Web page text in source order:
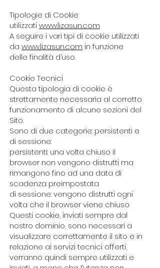
Tipologie di Cookie
utilizzati www.lizasun.com
A seguire i vari tipi di cookie utilizzati
da www.lizasun.com in funzione
delle finalità d’uso.
Cookie Tecnici
Questa tipologia di cookie è
strettamente necessaria al corretto
funzionamento di alcune sezioni del
Sito.
Sono di due categorie: persistenti e
di sessione:
persistenti: una volta chiuso il
browser non vengono distrutti ma
rimangono fino ad una data di
scadenza preimpostata
di sessione: vengono distrutti ogni
volta che il browser viene chiuso
Questi cookie, inviati sempre dal
nostro dominio, sono necessari a
visualizzare correttamente il sito e in
relazione ai servizi tecnici offerti,
verranno quindi sempre utilizzati e